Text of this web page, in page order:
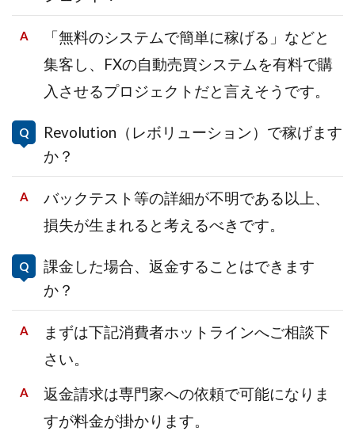
「無料のシステムで簡単に稼げる」などと
集客し、FXの自動売買システムを有料で購
入させるプロジェクトだと言えそうです。
Revolution（レボリューション）で稼げます
か？
バックテスト等の詳細が不明である以上、
損失が生まれると考えるべきです。
課金した場合、返金することはできます
か？
まずは下記消費者ホットラインへご相談下
さい。
返金請求は専門家への依頼で可能になりま
すが料金が掛かります。